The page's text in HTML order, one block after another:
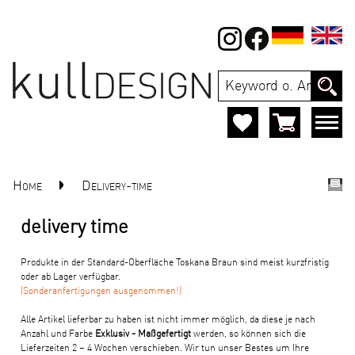
Home Delivery-time
delivery time
Produkte in der Standard-Oberfläche Toskana Braun sind meist kurzfristig
oder ab Lager verfügbar.
(Sonderanfertigungen ausgenommen!)
Alle Artikel lieferbar zu haben ist nicht immer möglich, da diese je nach
Anzahl und Farbe Exklusiv - Maßgefertigt werden, so können sich die
Lieferzeiten 2 – 4 Wochen verschieben. Wir tun unser Bestes um Ihre